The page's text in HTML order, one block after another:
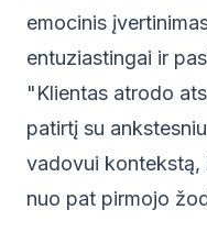
emocinis
entuziastingai ir
"Klientas atrodo
patirtį su
vadovui
nuo pat pirmojo